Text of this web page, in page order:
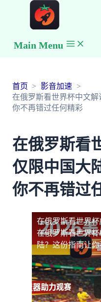
Main Menu
首页
影音加速
在俄罗斯看世界杯中文
你不再错过任何精彩
在俄罗斯看
仅限中国大
你不再错过
在俄罗斯看世界
在俄罗斯看世界
陆？这份指南让